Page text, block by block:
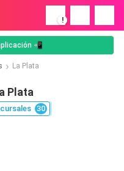
!
📲
La Plata
Plata
30